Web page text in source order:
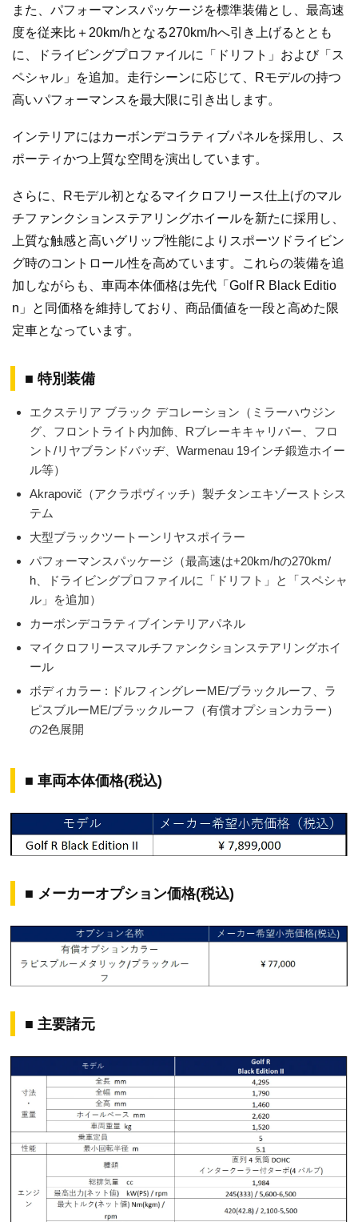
また、パフォーマンスパッケージを標準装備とし、最高速
度を従来比＋20km/hとなる270km/hへ引き上げるととも
に、ドライビングプロファイルに「ドリフト」および「ス
ペシャル」を追加。走行シーンに応じて、Rモデルの持つ
高いパフォーマンスを最大限に引き出します。
インテリアにはカーボンデコラティブパネルを採用し、ス
ポーティかつ上質な空間を演出しています。
さらに、Rモデル初となるマイクロフリース仕上げのマル
チファンクションステアリングホイールを新たに採用し、
上質な触感と高いグリップ性能によりスポーツドライビン
グ時のコントロール性を高めています。これらの装備を追
加しながらも、車両本体価格は先代「Golf R Black Editio
n」と同価格を維持しており、商品価値を一段と高めた限
定車となっています。
■ 特別装備
エクステリア ブラック デコレーション（ミラーハウジン
グ、フロントライト内加飾、Rブレーキキャリパー、フロ
ント/リヤブランドバッヂ、Warmenau 19インチ鍛造ホイー
ル等）
Akrapovič（アクラポヴィッチ）製チタンエキゾーストシス
テム
大型ブラックツートーンリヤスポイラー
パフォーマンスパッケージ（最高速は+20km/hの270km/
h、ドライビングプロファイルに「ドリフト」と「スペシャ
ル」を追加）
カーボンデコラティブインテリアパネル
マイクロフリースマルチファンクションステアリングホイ
ール
ボディカラー : ドルフィングレーME/ブラックルーフ、ラ
ピスブルーME/ブラックルーフ（有償オプションカラー）
の2色展開
■ ⾞両本体価格(税込)
■ メーカーオプション価格(税込)
■ 主要諸元